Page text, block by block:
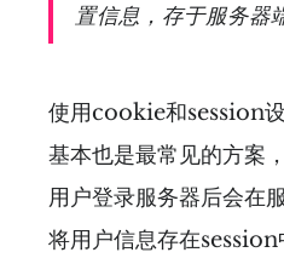
置信息，存于服务器
使用cookie和session
基本也是最常见的方案
用户登录服务器后会在
将用户信息存在